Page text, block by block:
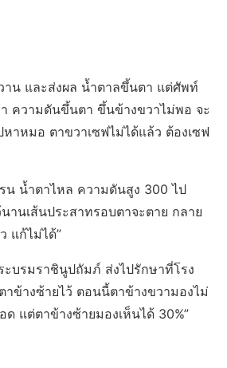
าน และส่งผล น้ำตาลขึ้นตา แต่ศัพท์
ความดันขึ้นตา ขึ้นข้างขวาไม่พอ จะ
าหมอ ตาขวาเซฟไม่ได้แล้ว ต้องเซฟ
รน น้ำตาไหล ความดันสูง 300 ไป
านเส้นประสาทรอบตาจะตาย กลาย
แก้ไม่ได้”
ะบรมราชินูปถัมภ์ ส่งไปรักษาที่โรง
ข้างซ้ายไว้ ตอนนี้ตาข้างขวามองไม่
ด แต่ตาข้างซ้ายมองเห็นได้ 30%”